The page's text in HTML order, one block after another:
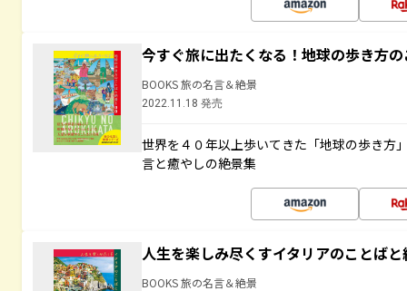
今すぐ旅に出たくなる！地球の歩き方
BOOKS 旅の名言＆絶景
2022.11.18 発売
世界を４０年以上歩いてきた「地球の歩き方
言と癒やしの絶景集
人生を楽しみ尽くすイタリアのことば
BOOKS 旅の名言＆絶景